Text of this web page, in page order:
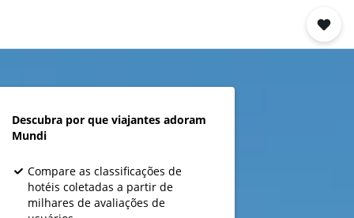
Descubra por que viajantes adoram
Mundi
Compare as classificações de
hotéis coletadas a partir de
milhares de avaliações de